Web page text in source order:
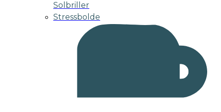
Solbriller
Stressbolde